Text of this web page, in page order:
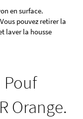
en surface.
pouvez retirer la
laver la housse
Orange.